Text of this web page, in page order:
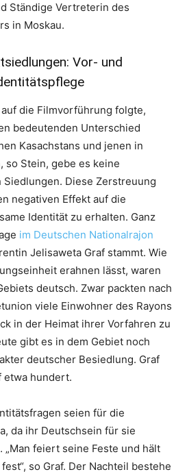
Ständige Vertreterin des
in Moskau.
Vor- und
die Filmvorführung folgte,
bedeutenden Unterschied
Kasachstans und jenen in
so Stein, gebe es keine
Diese Zerstreuung
negativen Effekt auf die
Identität zu erhalten. Ganz
im Deutschen Nationalrajon
Jelisaweta Graf stammt. Wie
erahnen lässt, waren
deutsch. Zwar packten nach
viele Einwohner des Rayons
in der Heimat ihrer Vorfahren zu
gibt es in dem Gebiet noch
deutscher Besiedlung. Graf
etwa hundert.
seien für die
da ihr Deutschsein für sie
feiert seine Feste und hält
so Graf. Der Nachteil bestehe